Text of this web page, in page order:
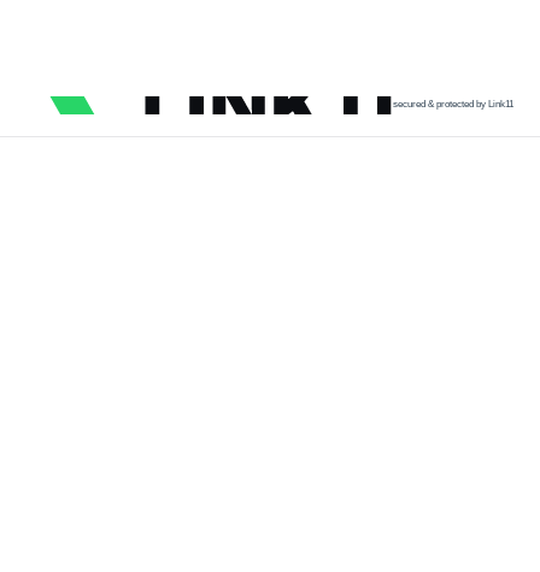
secured & protected by Link11